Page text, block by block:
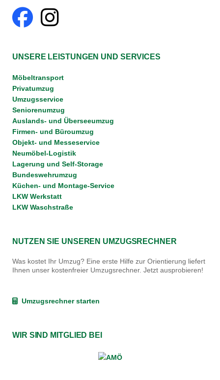
UNSERE LEISTUNGEN UND SERVICES
Möbeltransport
Privatumzug
Umzugsservice
Seniorenumzug
Auslands- und Überseeumzug
Firmen- und Büroumzug
Objekt- und Messeservice
Neumöbel-Logistik
Lagerung und Self-Storage
Bundeswehrumzug
Küchen- und Montage-Service
LKW Werkstatt
LKW Waschstraße
NUTZEN SIE UNSEREN UMZUGSRECHNER
Was kostet Ihr Umzug? Eine erste Hilfe zur Orientierung liefert
Ihnen unser kostenfreier Umzugsrechner. Jetzt ausprobieren!
Umzugsrechner starten
WIR SIND MITGLIED BEI